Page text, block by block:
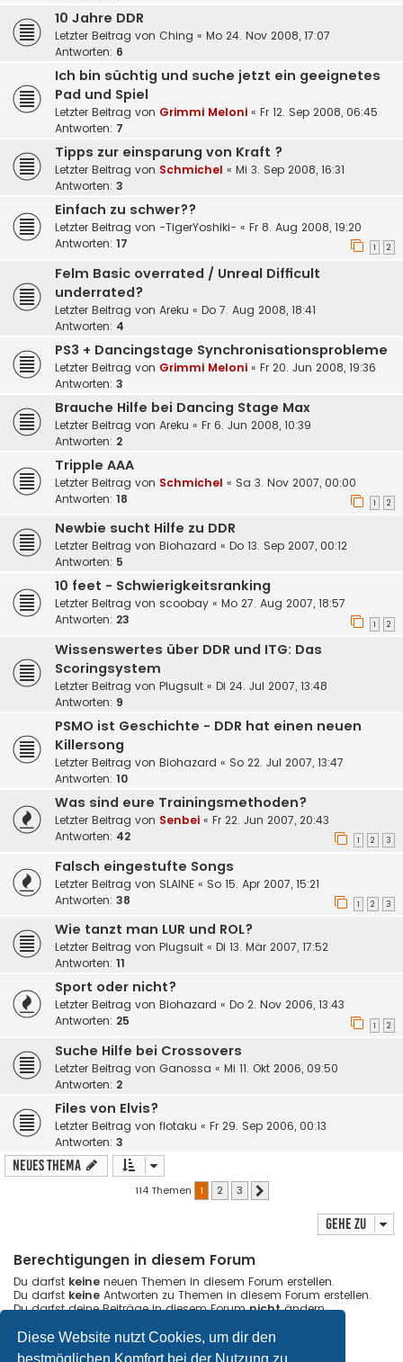
Diese Website nutzt Cookies, um dir den
bestmöglichen Komfort bei der Nutzung zu
10 Jahre DDR
Letzter Beitrag von Ching « Mo 24. Nov 2008, 17:07
Antworten: 6
Ich bin süchtig und suche jetzt ein geeignetes
Pad und Spiel
Letzter Beitrag von Grimmi Meloni « Fr 12. Sep 2008, 06:45
Antworten: 7
Tipps zur einsparung von Kraft ?
Letzter Beitrag von Schmichel « Mi 3. Sep 2008, 16:31
Antworten: 3
Einfach zu schwer??
Letzter Beitrag von -TigerYoshiki- « Fr 8. Aug 2008, 19:20
Antworten: 17 1 2
Felm Basic overrated / Unreal Difficult
underrated?
Letzter Beitrag von Areku « Do 7. Aug 2008, 18:41
Antworten: 4
PS3 + Dancingstage Synchronisationsprobleme
Letzter Beitrag von Grimmi Meloni « Fr 20. Jun 2008, 19:36
Antworten: 3
Brauche Hilfe bei Dancing Stage Max
Letzter Beitrag von Areku « Fr 6. Jun 2008, 10:39
Antworten: 2
Tripple AAA
Letzter Beitrag von Schmichel « Sa 3. Nov 2007, 00:00
Antworten: 18 1 2
Newbie sucht Hilfe zu DDR
Letzter Beitrag von Biohazard « Do 13. Sep 2007, 00:12
Antworten: 5
10 feet - Schwierigkeitsranking
Letzter Beitrag von scoobay « Mo 27. Aug 2007, 18:57
Antworten: 23 1 2
Wissenswertes über DDR und ITG: Das
Scoringsystem
Letzter Beitrag von Plugsuit « Di 24. Jul 2007, 13:48
Antworten: 9
PSMO ist Geschichte - DDR hat einen neuen
Killersong
Letzter Beitrag von Biohazard « So 22. Jul 2007, 13:47
Antworten: 10
Was sind eure Trainingsmethoden?
Letzter Beitrag von Senbei « Fr 22. Jun 2007, 20:43
Antworten: 42 1 2 3
Falsch eingestufte Songs
Letzter Beitrag von SLAINE « So 15. Apr 2007, 15:21
Antworten: 38 1 2 3
Wie tanzt man LUR und ROL?
Letzter Beitrag von Plugsuit « Di 13. Mär 2007, 17:52
Antworten: 11
Sport oder nicht?
Letzter Beitrag von Biohazard « Do 2. Nov 2006, 13:43
Antworten: 25 1 2
Suche Hilfe bei Crossovers
Letzter Beitrag von Ganossa « Mi 11. Okt 2006, 09:50
Antworten: 2
Files von Elvis?
Letzter Beitrag von flotaku « Fr 29. Sep 2006, 00:13
Antworten: 3
Neues Thema
114 Themen 1 2 3
Gehe zu
Berechtigungen in diesem Forum
Du darfst keine neuen Themen in diesem Forum erstellen.
Du darfst keine Antworten zu Themen in diesem Forum erstellen.
Du darfst deine Beiträge in diesem Forumnichtändern.
Du darfstkeineDateianhänge in diesem Forum erstellen.